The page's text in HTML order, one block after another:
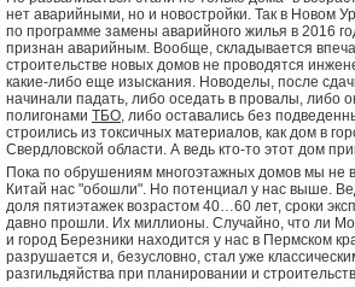
нет аварийными, но и новостройки. Так в Новом
по программе замены аварийного жилья в 2016
признан аварийным. Вообще, складывается
строительстве новых домов не проводятся
какие-либо еще изыскания. Новоделы, после
начинали падать, либо оседать в провалы, либо
полигонами ТБО, либо оставались без
строились из токсичных материалов, как дом в
Свердловской области. А ведь кто-то этот дом
Пока по обрушениям многоэтажных домов мы не
Китай нас "обошли". Но потенциал у нас выше.
доля пятиэтажек возрастом 40…60 лет, сроки
давно прошли. Их миллионы. Случайно, что ли
и город Березники находится у нас в Пермском
разрушается и, безусловно, стал уже
разгильдяйства при планировании и